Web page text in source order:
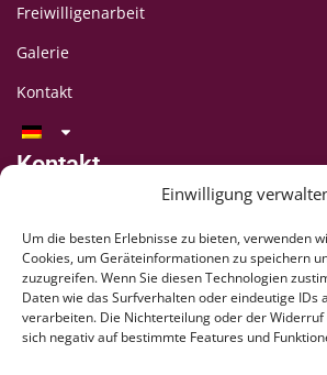
Einwilligung
Um die besten Erlebnisse zu bieten, verwenden
Cookies, um Geräteinformationen zu speichern
zuzugreifen. Wenn Sie diesen Technologien
Daten wie das Surfverhalten oder eindeutige IDs
verarbeiten. Die Nichterteilung oder der
sich negativ auf bestimmte Features und
Freiwilligenarbeit
Galerie
Kontakt
Kontakt
CP 395
1001 Lausanne
+41 78 824 54 94
contact@lausaff.org